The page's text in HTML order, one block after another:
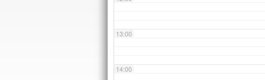
13:00
14:00